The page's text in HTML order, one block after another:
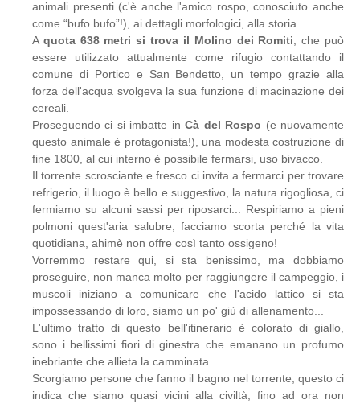
animali presenti (c'è anche l'amico rospo, conosciuto anche
come “bufo bufo”!), ai dettagli morfologici, alla storia.
A quota 638 metri si trova il Molino dei Romiti , che può
essere utilizzato attualmente come rifugio contattando il
comune di Portico e San Bendetto, un tempo grazie alla
forza dell'acqua svolgeva la sua funzione di macinazione dei
cereali.
Proseguendo ci si imbatte inCà del Rospo (e nuovamente
questo animale è protagonista!), una modesta costruzione di
fine 1800, al cui interno è possibile fermarsi, uso bivacco.
Il torrente scrosciante e fresco ci invita a fermarci per trovare
refrigerio, il luogo è bello e suggestivo, la natura rigogliosa, ci
fermiamo su alcuni sassi per riposarci... Respiriamo a pieni
polmoni quest'aria salubre, facciamo scorta perché la vita
quotidiana, ahimè non offre così tanto ossigeno!
Vorremmo restare qui, si sta benissimo, ma dobbiamo
proseguire, non manca molto per raggiungere il campeggio, i
muscoli iniziano a comunicare che l'acido lattico si sta
impossessando di loro, siamo un po' giù di allenamento...
L'ultimo tratto di questo bell'itinerario è colorato di giallo,
sono i bellissimi fiori di ginestra che emanano un profumo
inebriante che allieta la camminata.
Scorgiamo persone che fanno il bagno nel torrente, questo ci
indica che siamo quasi vicini alla civiltà, fino ad ora non